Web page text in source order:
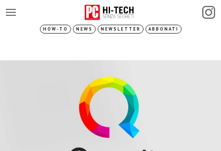
HOW-TO NEWS NEWSLETTER ABBONATI